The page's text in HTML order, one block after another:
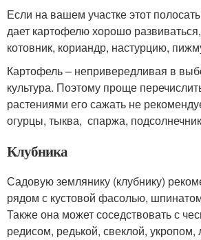
Если на вашем участке этот
дает картофелю хорошо
котовник, кориандр, настурцию,
Картофель – непривередливая в
культура. Поэтому проще
растениями его сажать не
огурцы, тыква, спаржа,
Клубника
Садовую землянику (клубнику)
рядом с кустовой фасолью,
Также она может соседствовать с
редисом, редькой, свеклой,